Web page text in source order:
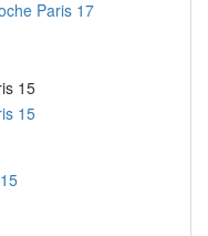
Paris 17